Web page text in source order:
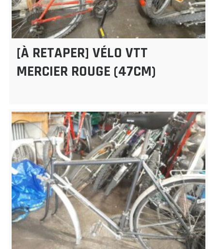
[À RETAPER] VÉLO VTT
MERCIER ROUGE (47CM)